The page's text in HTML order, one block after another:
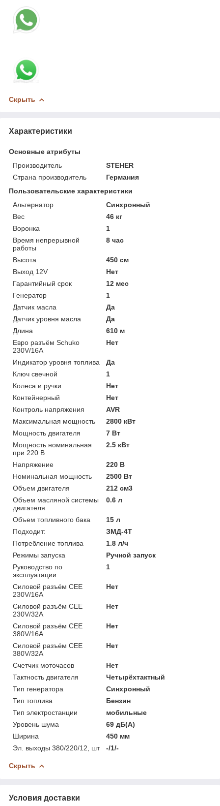
Скрыть
Характеристики
Основные атрибуты
Производитель
STEHER
Страна производитель
Германия
Пользовательские характеристики
Альтернатор
Синхронный
Вес
46 кг
Воронка
1
Время непрерывной
работы
8 час
Высота
450 см
Выход 12V
Нет
Гарантийный срок
12 мес
Генератор
1
Датчик масла
Да
Датчик уровня масла
Да
Длина
610 м
Евро разъём Schuko
230V/16А
Нет
Индикатор уровня топлива
Да
Ключ свечной
1
Колеса и ручки
Нет
Контейнерный
Нет
Контроль напряжения
AVR
Максимальная мощность
2800 кВт
Мощность двигателя
7 Вт
Мощность номинальная
при 220 В
2.5 кВт
Напряжение
220 В
Номинальная мощность
2500 Вт
Объем двигателя
212 см3
Объем масляной системы
двигателя
0.6 л
Объем топливного бака
15 л
Подходит:
ЗМД-4Т
Потребление топлива
1.8 л/ч
Режимы запуска
Ручной запуск
Руководство по
эксплуатации
1
Силовой разъём CEE
230V/16A
Нет
Силовой разъём CEE
230V/32A
Нет
Силовой разъём CEE
380V/16A
Нет
Силовой разъём CEE
380V/32A
Нет
Счетчик моточасов
Нет
Тактность двигателя
Четырёхтактный
Тип генератора
Синхронный
Тип топлива
Бензин
Тип электростанции
мобильные
Уровень шума
69 дБ(А)
Ширина
450 мм
Эл. выходы 380/220/12, шт
-/1/-
Скрыть
Условия доставки